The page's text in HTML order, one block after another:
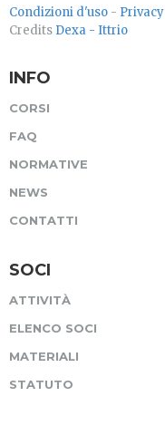
Condizioni d'uso - Privacy
Credits Dexa - Ittrio
INFO
CORSI
FAQ
NORMATIVE
NEWS
CONTATTI
SOCI
ATTIVITÀ
ELENCO SOCI
MATERIALI
STATUTO